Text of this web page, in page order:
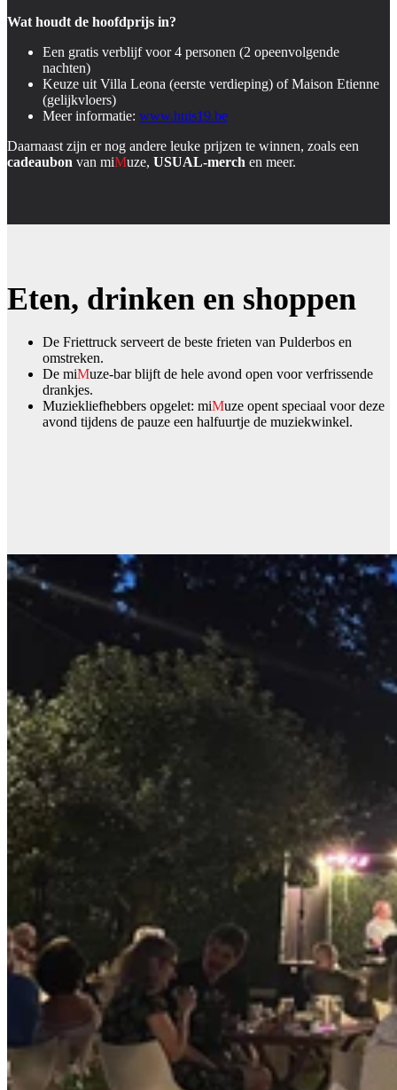
Wat houdt de hoofdprijs in?
Een gratis verblijf voor 4 personen (2 opeenvolgende
nachten)
Keuze uit Villa Leona (eerste verdieping) of Maison Etienne
(gelijkvloers)
Meer informatie: www.huis19.be
Daarnaast zijn er nog andere leuke prijzen te winnen, zoals een
cadeaubon van miMuze, USUAL-merch en meer.
Eten, drinken en shoppen
De Friettruck serveert de beste frieten van Pulderbos en
omstreken.
De miMuze-bar blijft de hele avond open voor verfrissende
drankjes.
Muziekliefhebbers opgelet: miMuze opent speciaal voor deze
avond tijdens de pauze een halfuurtje de muziekwinkel.